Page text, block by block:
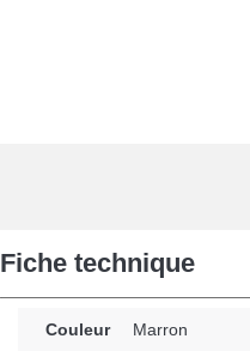
Fiche technique
Couleur Marron